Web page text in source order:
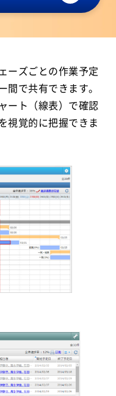
ーズごとの作業予定
で共有できます。
ート（線表）で確認
視覚的に把握できま